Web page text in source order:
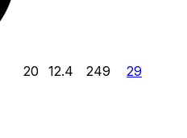
20 12.4 249 29